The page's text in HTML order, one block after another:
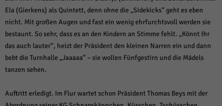
Ela (Gierkens) als Quintett, denn ohne die „Sidekicks“ geht es eben
nicht. Mit großen Augen und fast ein wenig ehrfurchtsvoll werden sie
bestaunt. So sehr, dass es an den Kindern an Stimme fehlt. „Könnt Ihr
das auch lauter“, heizt der Präsident den kleinen Narren ein und dann
bebt die Turnhalle „Jaaaaa“ – sie wollen Fünfgestirn und die Mädels
tanzen sehen.
Auftritt erledigt. Im Flur wartet schon Präsident Thomas Beys mit der